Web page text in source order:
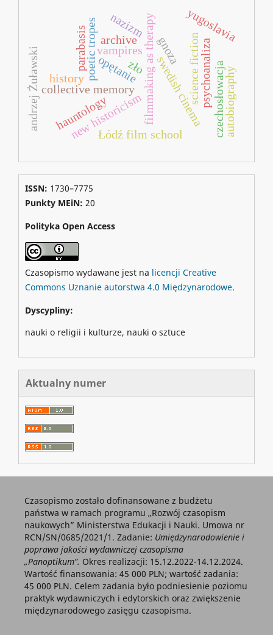
filmmaking as therapy
vampires
swedish cinema
poetic tropes
new historicism
archive
collective memory
history science fiction
parabasis yugoslavia
Łódź film school
psychoanaliza
gnoza
opętanie
zło
andrzej Żuławski hauntology
nazizm
czechosłowacjaautobiography
ISSN: 1730–7775
Punkty MEiN: 20
Polityka Open Access
Czasopismo wydawane jest na licencji Creative
Commons Uznanie autorstwa 4.0 Międzynarodowe.
Dyscypliny:
nauki o religii i kulturze, nauki o sztuce
Aktualny numer
Czasopismo zostało dofinansowane z budżetu
państwa w ramach programu „Rozwój czasopism
naukowych” Ministerstwa Edukacji i Nauki. Umowa nr
RCN/SN/0685/2021/1. Zadanie: Umiędzynarodowienie i
poprawa jakości wydawniczej czasopisma
„Panoptikum”. Okres realizacji: 15.12.2022-14.12.2024.
Wartość finansowania: 45 000 PLN; wartość zadania:
45 000 PLN. Celem zadania było podniesienie poziomu
praktyk wydawniczych i edytorskich oraz zwiększenie
międzynarodowego zasięgu czasopisma.